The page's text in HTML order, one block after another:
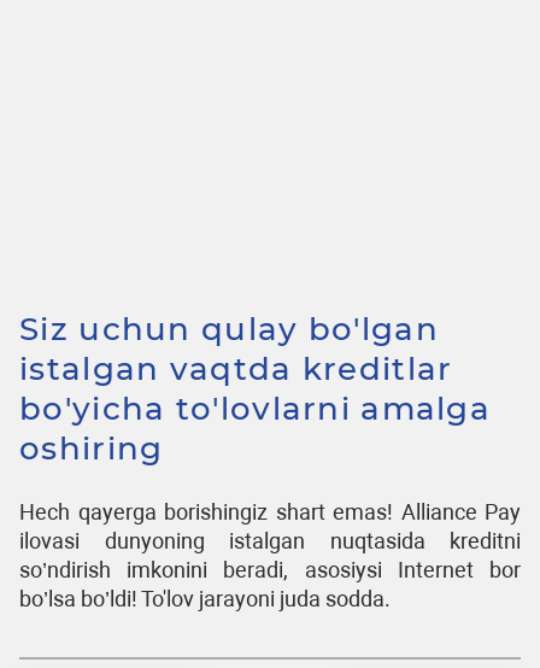
Siz uchun qulay bo'lgan
istalgan vaqtda kreditlar
bo'yicha to'lovlarni amalga
oshiring
Hech qayerga borishingiz shart emas! Alliance Pay
ilovasi dunyoning istalgan nuqtasida kreditni
so’ndirish imkonini beradi, asosiysi Internet bor
bo’lsa bo’ldi! To'lov jarayoni juda sodda.